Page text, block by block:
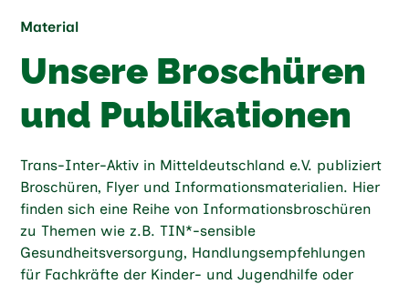
Material
Unsere Broschüren
und Publikationen
Trans-Inter-Aktiv in Mitteldeutschland e.V. publiziert
Broschüren, Flyer und Informationsmaterialien. Hier
finden sich eine Reihe von Informationsbroschüren
zu Themen wie z.B. TIN*-sensible
Gesundheitsversorgung, Handlungsempfehlungen
für Fachkräfte der Kinder- und Jugendhilfe oder